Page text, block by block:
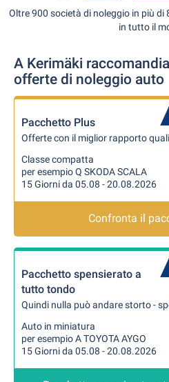
Oltre 900 società di noleggio in più
in tutto il
A Kerimäki
offerte di noleggio auto
Pacchetto Plus
Offerte con il miglior rapporto
Classe compatta
per esempio Q SKODA SCALA
15 Giorni da 05.08 - 20.08.2026
Confronta il
Pacchetto spensierato a
tutto tondo
Quindi nulla può andare storto -
Auto in miniatura
per esempio A TOYOTA AYGO
15 Giorni da 05.08 - 20.08.2026